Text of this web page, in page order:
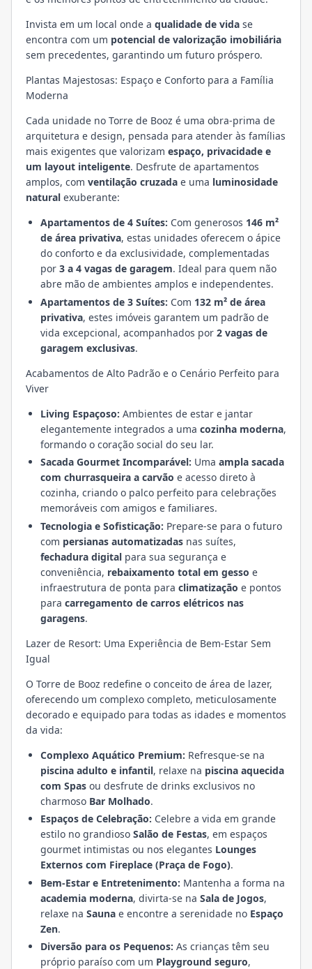
Invista em um local onde a qualidade de vida se
encontra com um potencial de valorização imobiliária
sem precedentes, garantindo um futuro próspero.
Plantas Majestosas: Espaço e Conforto para a Família
Moderna
Cada unidade no Torre de Booz é uma obra-prima de
arquitetura e design, pensada para atender às famílias
mais exigentes que valorizam espaço, privacidade e
um layout inteligente. Desfrute de apartamentos
amplos, com ventilação cruzada e uma luminosidade
natural exuberante:
Apartamentos de 4 Suítes: Com generosos 146 m²
de área privativa, estas unidades oferecem o ápice
do conforto e da exclusividade, complementadas
por 3 a 4 vagas de garagem. Ideal para quem não
abre mão de ambientes amplos e independentes.
Apartamentos de 3 Suítes: Com 132 m² de área
privativa, estes imóveis garantem um padrão de
vida excepcional, acompanhados por 2 vagas de
garagem exclusivas.
Acabamentos de Alto Padrão e o Cenário Perfeito para
Viver
Living Espaçoso: Ambientes de estar e jantar
elegantemente integrados a uma cozinha moderna,
formando o coração social do seu lar.
Sacada Gourmet Incomparável: Uma ampla sacada
com churrasqueira a carvão e acesso direto à
cozinha, criando o palco perfeito para celebrações
memoráveis com amigos e familiares.
Tecnologia e Sofisticação: Prepare-se para o futuro
com persianas automatizadas nas suítes,
fechadura digital para sua segurança e
conveniência, rebaixamento total em gesso e
infraestrutura de ponta para climatização e pontos
para carregamento de carros elétricos nas
garagens.
Lazer de Resort: Uma Experiência de Bem-Estar Sem
Igual
O Torre de Booz redefine o conceito de área de lazer,
oferecendo um complexo completo, meticulosamente
decorado e equipado para todas as idades e momentos
da vida:
Complexo Aquático Premium: Refresque-se na
piscina adulto e infantil, relaxe na piscina aquecida
com Spas ou desfrute de drinks exclusivos no
charmoso Bar Molhado.
Espaços de Celebração: Celebre a vida em grande
estilo no grandioso Salão de Festas, em espaços
gourmet intimistas ou nos elegantes Lounges
Externos com Fireplace (Praça de Fogo).
Bem-Estar e Entretenimento: Mantenha a forma na
academia moderna, divirta-se na Sala de Jogos,
relaxe na Sauna e encontre a serenidade no Espaço
Zen.
Diversão para os Pequenos: As crianças têm seu
próprio paraíso com um Playground seguro,